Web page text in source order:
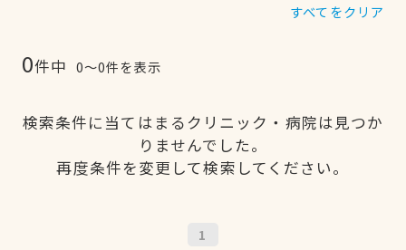
すべてをクリア
0件中 0〜0件を表示
検索条件に当てはまるクリニック・病院は見つか
りませんでした。
再度条件を変更して検索してください。
1